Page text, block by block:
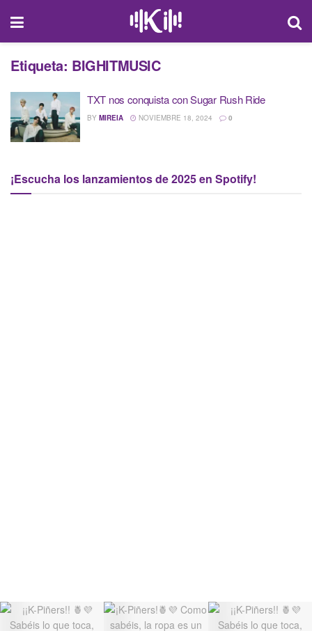
Etiqueta: BIGHITMUSIC
TXT nos conquista con Sugar Rush Ride
BY MIREIA NOVIEMBRE 18, 2024 0
¡Escucha los lanzamientos de 2025 en Spotify!